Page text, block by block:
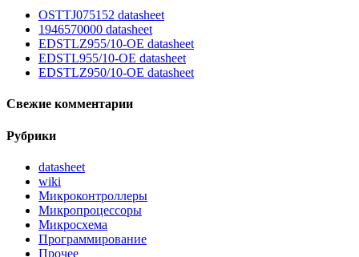
OSTTJ075152 datasheet
1946570000 datasheet
EDSTLZ955/10-OE datasheet
EDSTL955/10-OE datasheet
EDSTLZ950/10-OE datasheet
Свежие комментарии
Рубрики
datasheet
wiki
Микроконтроллеры
Микропроцессоры
Микросхема
Программирование
Прочее